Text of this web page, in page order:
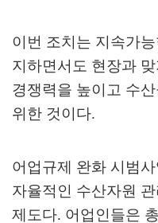
이번 조치는 지속가
지하면서도 현장과
경쟁력을 높이고 수
위한 것이다.
어업규제 완화 시범
자율적인 수산자원
제도다. 어업인들은